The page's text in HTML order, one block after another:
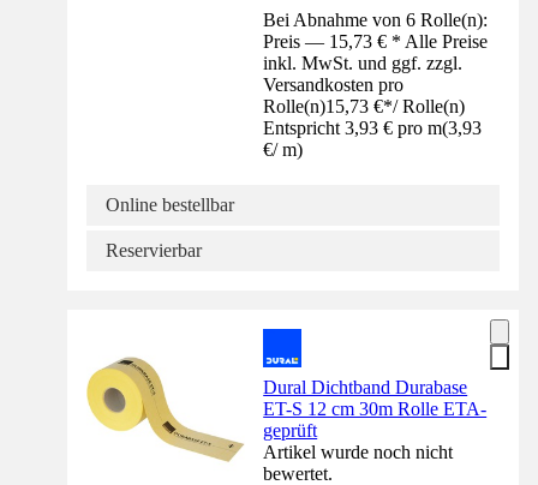
Bei Abnahme von 6 Rolle(n):
Preis — 15,73 € * Alle Preise
inkl. MwSt. und ggf. zzgl.
Versandkosten pro
Rolle(n)15,73 €*/ Rolle(n)
Entspricht 3,93 € pro m(3,93
€/ m)
Online bestellbar
Reservierbar
Dural Dichtband Durabase
ET-S 12 cm 30m Rolle ETA-
geprüft
Artikel wurde noch nicht
bewertet.